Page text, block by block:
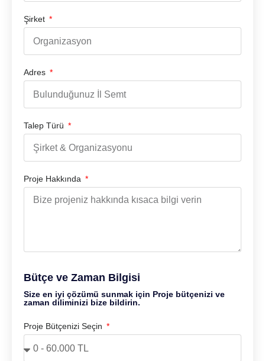
Şirket
Adres
Talep Türü
Proje Hakkında
Bütçe ve Zaman Bilgisi
Size en iyi çözümü sunmak için Proje bütçenizi ve
zaman diliminizi bize bildirin.
Proje Bütçenizi Seçin